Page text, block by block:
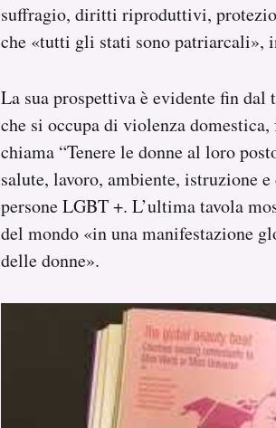
suffragio, diritti riproduttivi,
che «tutti gli stati sono patriarcali»,
La sua prospettiva è evidente fin
che si occupa di violenza
chiama “Tenere le donne al loro
salute, lavoro, ambiente, istruzione
persone LGBT +. L’ultima tavola
del mondo «in una manifestazione
delle donne».